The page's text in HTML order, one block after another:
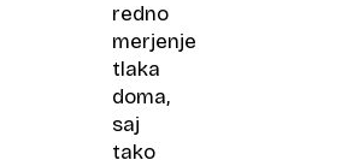
redno
merjenje
tlaka
doma,
saj
tako